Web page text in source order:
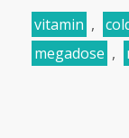
vitamin ,
megadose ,